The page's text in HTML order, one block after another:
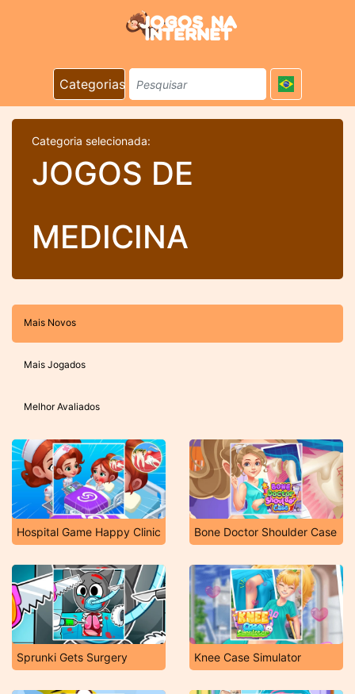
Categorias
Categoria selecionada:
JOGOS DE
MEDICINA
Mais Novos
Mais Jogados
Melhor Avaliados
Hospital Game Happy Clinic Bone Doctor Shoulder Case
Sprunki Gets Surgery Knee Case Simulator